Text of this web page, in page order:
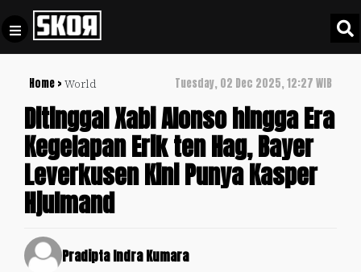
Home > World Tuesday, 02 Dec 2025, 12:27 WIB
Ditinggal Xabi Alonso hingga Era
Kegelapan Erik ten Hag, Bayer
Leverkusen Kini Punya Kasper
Hjulmand
Pradipta Indra Kumara
Football +
Culture +
Sports
Update
+
Timnas
Policy
Pedoman
Pemberitaan
Media
Siber
Disclaimer
Tentang